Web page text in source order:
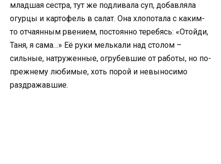
младшая сестра, тут же подливала суп, добавляла
огурцы и картофель в салат. Она хлопотала с каким-
то отчаянным рвением, постоянно теребясь: «Отойди,
Таня, я сама…» Её руки мелькали над столом –
сильные, натруженные, огрубевшие от работы, но по-
прежнему любимые, хоть порой и невыносимо
раздражавшие.